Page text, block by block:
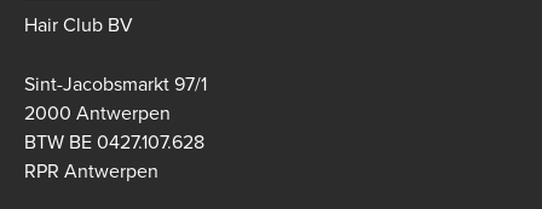
Hair Club BV
Sint-Jacobsmarkt 97/1
2000 Antwerpen
BTW BE 0427.107.628
RPR Antwerpen